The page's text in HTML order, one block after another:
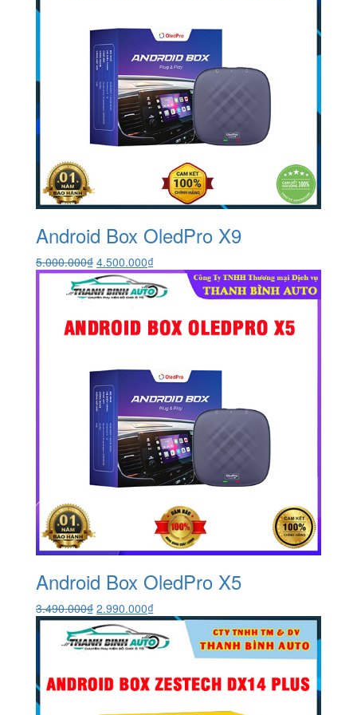
Android Box OledPro X9
5.000.000₫ Giá
gốc
là:
4.500.000₫Giá
hiện
tại
4.500.000₫.
Android Box OledPro X5
3.490.000₫ Giá
gốc
là:
3.490.000₫.
2.990.000₫Giá
hiện
tại